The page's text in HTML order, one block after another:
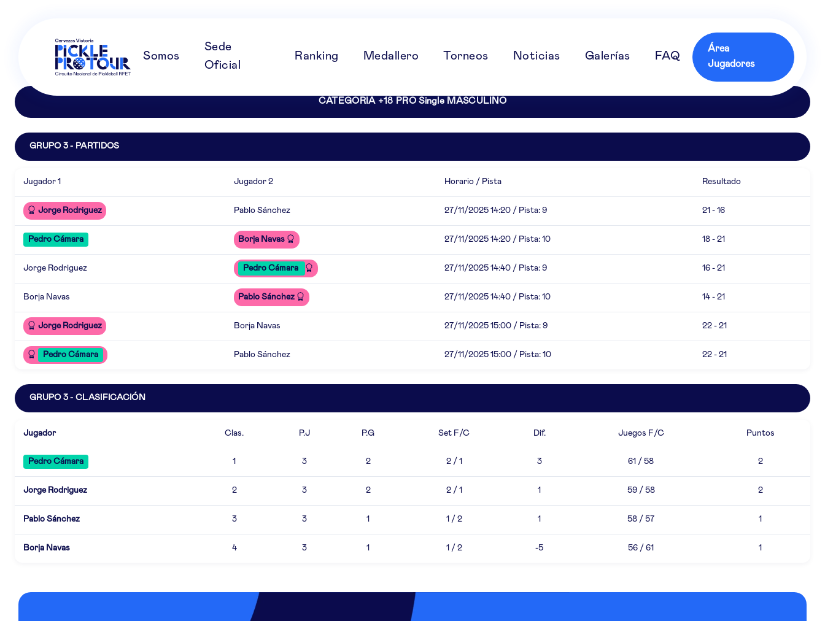
Somos
Sede
Oficial
Ranking Medallero Torneos Noticias Galerías FAQ
Área
Jugadores
CATEGORIA +18 PRO Single MASCULINO
GRUPO 3 - PARTIDOS
Jugador 1 Jugador 2 Horario / Pista Resultado
Jorge Rodriguez Pablo Sánchez 27/11/2025 14:20 / Pista: 9 21 - 16
Pedro Cámara Borja Navas 27/11/2025 14:20 / Pista: 10 18 - 21
Jorge Rodriguez Pedro Cámara 27/11/2025 14:40 / Pista: 9 16 - 21
Borja Navas Pablo Sánchez 27/11/2025 14:40 / Pista: 10 14 - 21
Jorge Rodriguez Borja Navas 27/11/2025 15:00 / Pista: 9 22 - 21
Pedro Cámara Pablo Sánchez 27/11/2025 15:00 / Pista: 10 22 - 21
GRUPO 3 - CLASIFICACIÓN
Jugador Clas. P.J P.G Set F/C Dif. Juegos F/C Puntos
Pedro Cámara 1 3 2 2 / 1 3 61 / 58 2
Jorge Rodriguez 2 3 2 2 / 1 1 59 / 58 2
Pablo Sánchez 3 3 1 1 / 2 1 58 / 57 1
Borja Navas 4 3 1 1 / 2 -5 56 / 61 1